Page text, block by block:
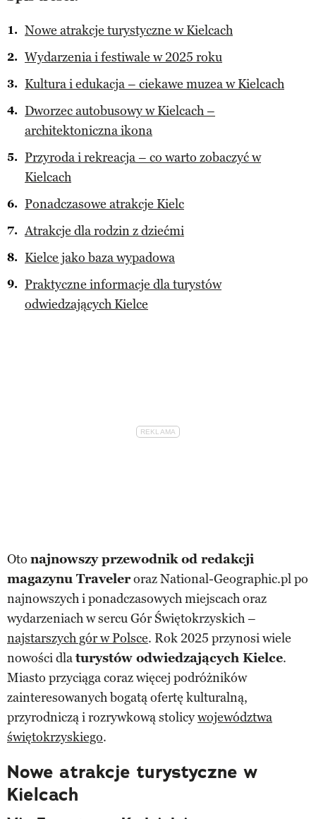
Nowe atrakcje turystyczne w Kielcach
Wydarzenia i festiwale w 2025 roku
Kultura i edukacja – ciekawe muzea w Kielcach
Dworzec autobusowy w Kielcach –
architektoniczna ikona
Przyroda i rekreacja – co warto zobaczyć w
Kielcach
Ponadczasowe atrakcje Kielc
Atrakcje dla rodzin z dziećmi
Kielce jako baza wypadowa
Praktyczne informacje dla turystów
odwiedzających Kielce
Oto najnowszy przewodnik od redakcji
magazynu Traveleroraz National-Geographic.pl po
najnowszych i ponadczasowych miejscach oraz
wydarzeniach w sercu Gór Świętokrzyskich –
najstarszych gór w Polsce. Rok 2025 przynosi wiele
nowości dlaturystów odwiedzających Kielce.
Miasto przyciąga coraz więcej podróżników
zainteresowanych bogatą ofertę kulturalną,
przyrodniczą i rozrywkową stolicywojewództwa
świętokrzyskiego.
Nowe atrakcje turystyczne w
Kielcach